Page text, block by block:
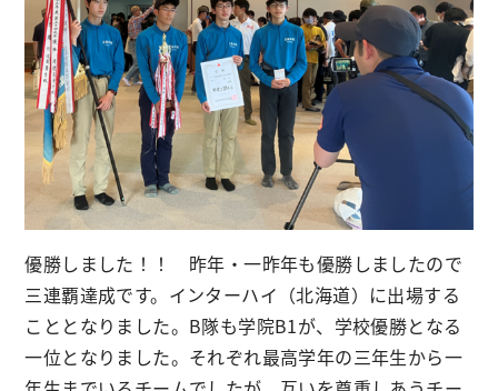
優勝しました！！ 昨年・一昨年も優勝しましたので
三連覇達成です。インターハイ（北海道）に出場する
こととなりました。B隊も学院B1が、学校優勝となる
一位となりました。それぞれ最高学年の三年生から一